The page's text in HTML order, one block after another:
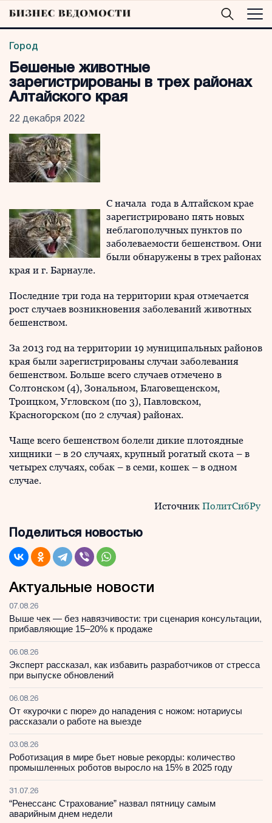
Город
Бешеные животные
зарегистрированы в трех районах
Алтайского края
22 декабря 2022
С начала года в Алтайском крае
зарегистрировано пять новых
неблагополучных пунктов по
заболеваемости бешенством. Они
были обнаружены в трех районах
края и г. Барнауле.
Последние три года на территории края отмечается
рост случаев возникновения заболеваний животных
бешенством.
За 2013 год на территории 19 муниципальных районов
края были зарегистрированы случаи заболевания
бешенством. Больше всего случаев отмечено в
Солтонском (4), Зональном, Благовещенском,
Троицком, Угловском (по 3), Павловском,
Красногорском (по 2 случая) районах.
Чаще всего бешенством болели дикие плотоядные
хищники – в 20 случаях, крупный рогатый скота – в
четырех случаях, собак – в семи, кошек – в одном
случае.
Источник ПолитСибРу
Поделиться новостью
Актуальные новости
07.08.26
Выше чек — без навязчивости: три сценария консультации,
прибавляющие 15–20% к продаже
06.08.26
Эксперт рассказал, как избавить разработчиков от стресса
при выпуске обновлений
06.08.26
От «курочки с пюре» до нападения с ножом: нотариусы
рассказали о работе на выезде
03.08.26
Роботизация в мире бьет новые рекорды: количество
промышленных роботов выросло на 15% в 2025 году
31.07.26
“Ренессанс Страхование” назвал пятницу самым
аварийным днем недели